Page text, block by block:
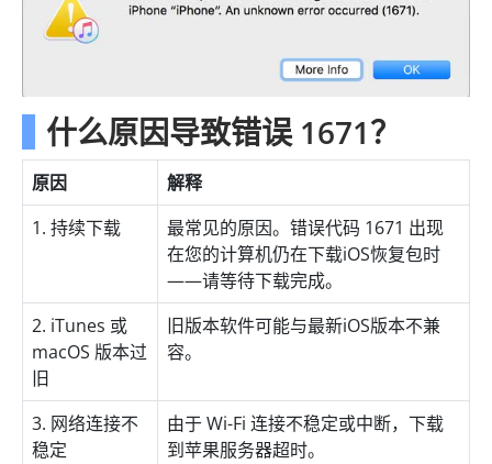
什么原因导致错误 1671？
原因
解释
1. 持续下载
最常见的原因。错误代码 1671 出现
在您的计算机仍在下载iOS恢复包时
——请等待下载完成。
2. iTunes 或
macOS 版本过
旧
旧版本软件可能与最新iOS版本不兼
容。
3. 网络连接不
稳定
由于 Wi-Fi 连接不稳定或中断，下载
到苹果服务器超时。